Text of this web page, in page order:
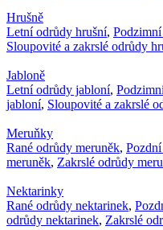
Hrušně
Letní odrůdy hrušní,
Sloupovité a zakrslé odrůdy
Jabloně
Letní odrůdy jabloní,
jabloní, Sloupovité a zakrslé
Meruňky
Rané odrůdy meruněk,
meruněk, Zakrslé odrůdy
Nektarinky
Rané odrůdy nektarinek,
odrůdy nektarinek, Zakrslé